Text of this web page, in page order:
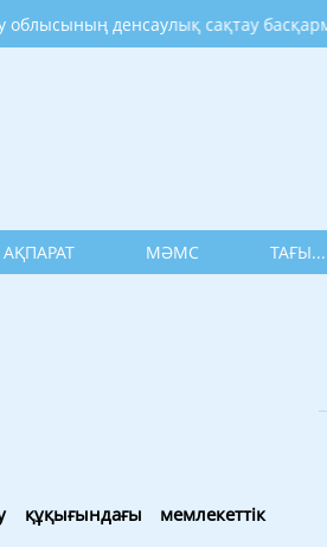
денсаулық сақтау басқармасы
МӘМС ТАҒЫ...
мемлекеттік